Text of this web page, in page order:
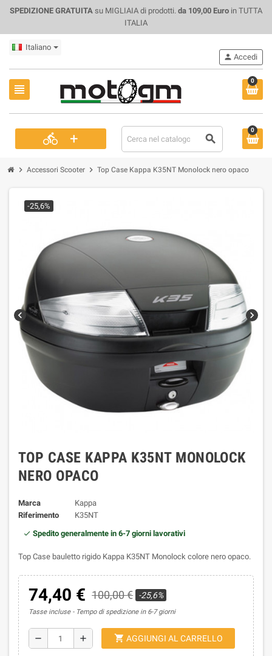
SPEDIZIONE GRATUITA su MIGLIAIA di prodotti. da 109,00 Euro in TUTTA
ITALIA
Italiano
view_headline
0
directions_bike + search
person Accedi
0
chevron_right Accessori Scooter chevron_right Top Case Kappa K35NT Monolock nero opaco
chevron_left chevron_right
-25,6%
TOP CASE KAPPA K35NT MONOLOCK
NERO OPACO
Marca
Kappa
Riferimento
K35NT
Spedito generalmente in 6-7 giorni lavorativi
Top Case bauletto rigido Kappa K35NT Monolock colore nero opaco.
74,40 € 100,00 € -25,6%
Tasse incluse Tempo di spedizione in 6-7 giorni
remove add shopping_cart AGGIUNGI AL CARRELLO